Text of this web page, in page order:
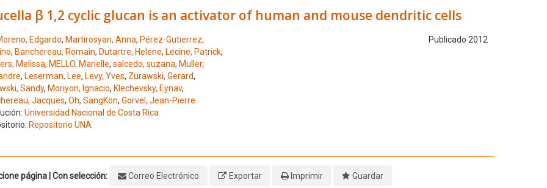
β 1,2 cyclic glucan is an activator of human and mouse dendritic cells
Edgardo, Martirosyan, Anna, Pérez-Gutierrez,
, Banchereau, Romain, Dutartre, Helene, Lecine, Patrick,
Melissa, MELLO, Marielle, salcedo, suzana, Muller,
, Leserman, Lee, Levy, Yves, Zurawski, Gerard,
Sandy, Moriyon, Ignacio, Klechevsky, Eynav,
Jacques, Oh, SangKon, Gorvel, Jean-Pierre
Publicado 2012
Universidad Nacional de Costa Rica
Repositorio UNA
página | Con selección: Correo Electrónico Exportar Imprimir Guardar